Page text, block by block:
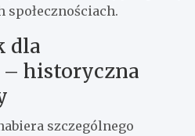
dla
historyczna
szczególnego